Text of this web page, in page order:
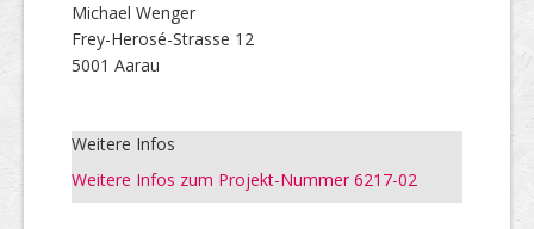
Michael Wenger
Frey-Herosé-Strasse 12
5001 Aarau
Weitere Infos
Weitere Infos zum Projekt-Nummer 6217-02